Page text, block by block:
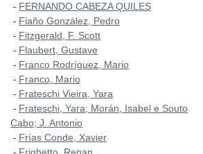
- FERNANDO CABEZA QUILES
- Fiaño González, Pedro
- Fitzgerald, F. Scott
- Flaubert, Gustave
- Franco Rodríguez, Mario
- Franco, Mario
- Frateschi Vieira, Yara
- Frateschi, Yara; Morán, Isabel e Souto
Cabo; J. Antonio
- Frías Conde, Xavier